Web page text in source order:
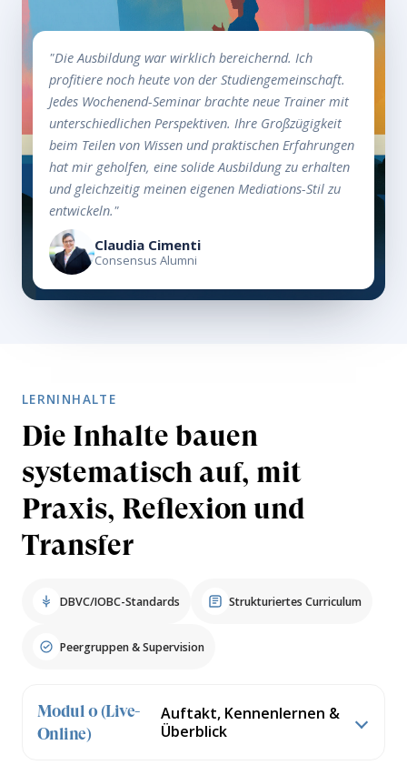
"Die Ausbildung war wirklich bereichernd. Ich
profitiere noch heute von der Studiengemeinschaft.
Jedes Wochenend-Seminar brachte neue Trainer mit
unterschiedlichen Perspektiven. Ihre Großzügigkeit
beim Teilen von Wissen und praktischen Erfahrungen
hat mir geholfen, eine solide Ausbildung zu erhalten
und gleichzeitig meinen eigenen Mediations-Stil zu
entwickeln."
Claudia Cimenti
Consensus Alumni
LERNINHALTE
Die Inhalte bauen
systematisch auf, mit
Praxis, Reflexion und
Transfer
DBVC/IOBC-Standards Strukturiertes Curriculum
Peergruppen & Supervision
Modul 0 (Live-
Online)
Auftakt, Kennenlernen &
Überblick